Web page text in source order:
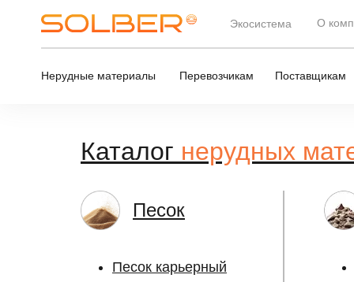
Нерудные материалы Перевозчикам Поставщикам
Экосистема О
Песок
Каталог нерудных
Песок карьерный